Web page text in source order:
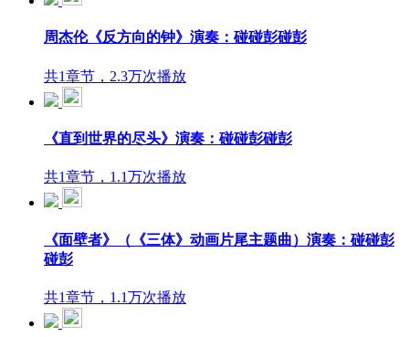
周杰伦《反方向的钟》演奏：碰碰彭碰彭
共1章节，2.3万次播放
《直到世界的尽头》演奏：碰碰彭碰彭
共1章节，1.1万次播放
《面壁者》（《三体》动画片尾主题曲）演奏：碰碰彭
碰彭
共1章节，1.1万次播放